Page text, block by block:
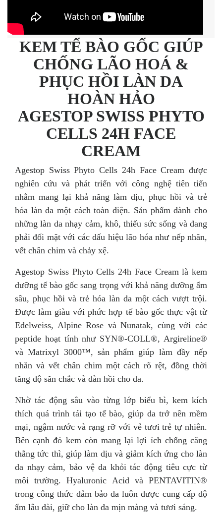
KEM TẾ BÀO GỐC GIÚP
CHỐNG LÃO HOÁ &
PHỤC HỒI LÀN DA
HOÀN HẢO
AGESTOP SWISS PHYTO
CELLS 24H FACE
CREAM
Agestop Swiss Phyto Cells 24h Face Cream được
nghiên cứu và phát triển với công nghệ tiên tiến
nhằm mang lại khả năng làm dịu, phục hồi và trẻ
hóa làn da một cách toàn diện. Sản phẩm dành cho
những làn da nhạy cảm, khô, thiếu sức sống và đang
phải đối mặt với các dấu hiệu lão hóa như nếp nhăn,
vết chân chim và chảy xệ.
Agestop Swiss Phyto Cells 24h Face Cream là kem
dưỡng tế bào gốc sang trọng với khả năng dưỡng ẩm
sâu, phục hồi và trẻ hóa làn da một cách vượt trội.
Được làm giàu với phức hợp tế bào gốc thực vật từ
Edelweiss, Alpine Rose và Nunatak, cùng với các
peptide hoạt tính như SYN®-COLL®, Argireline®
và Matrixyl 3000™, sản phẩm giúp làm đầy nếp
nhăn và vết chân chim một cách rõ rệt, đồng thời
tăng độ săn chắc và đàn hồi cho da.
Nhờ tác động sâu vào từng lớp biểu bì, kem kích
thích quá trình tái tạo tế bào, giúp da trở nên mềm
mại, ngậm nước và rạng rỡ với vẻ tươi trẻ tự nhiên.
Bên cạnh đó kem còn mang lại lợi ích chống căng
thẳng tức thì, giúp làm dịu và giảm kích ứng cho làn
da nhạy cảm, bảo vệ da khỏi tác động tiêu cực từ
môi trường. Hyaluronic Acid và PENTAVITIN®
trong công thức đảm bảo da luôn được cung cấp độ
ẩm lâu dài, giữ cho làn da mịn màng và tươi sáng.